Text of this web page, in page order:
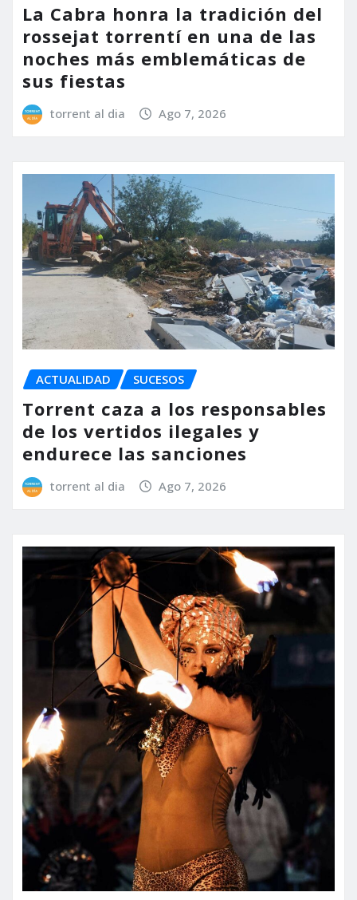
La Cabra honra la tradición del
rossejat torrentí en una de las
noches más emblemáticas de
sus fiestas
torrent al dia Ago 7, 2026
ACTUALIDAD SUCESOS
Torrent caza a los responsables
de los vertidos ilegales y
endurece las sanciones
torrent al dia Ago 7, 2026